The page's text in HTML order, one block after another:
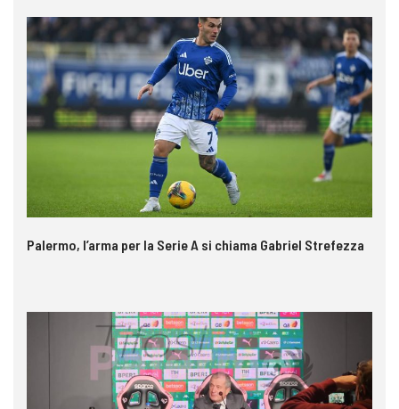
Palermo, l’arma per la Serie A si chiama Gabriel Strefezza